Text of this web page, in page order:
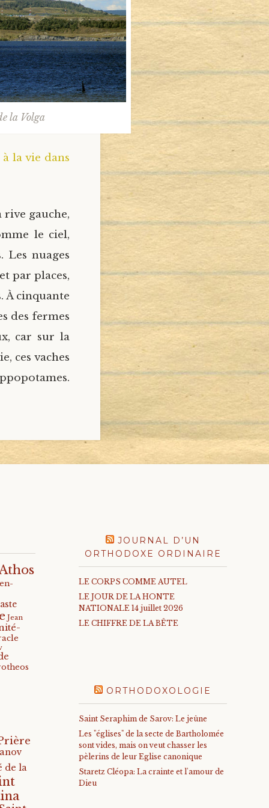
la Volga
à la vie dans
rive gauche,
le ciel,
Les nuages
par places,
À cinquante
des fermes
car sur la
ces vaches
Jean
de la
JOURNAL D’UN
ORTHODOXE ORDINAIRE
LE CORPS COMME AUTEL
LE JOUR DE LA HONTE
NATIONALE 14 juillet 2026
LE CHIFFRE DE LA BÊTE
ORTHODOXOLOGIE
Saint Seraphim de Sarov: Le jeûne
Les "églises" de la secte de Bartholomée
sont vides, mais on veut chasser les
pèlerins de leur Eglise canonique
Staretz Cléopa: La crainte et l'amour de
Dieu